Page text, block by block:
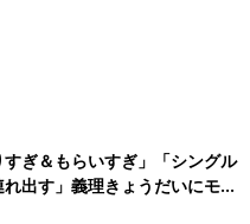
すぎ＆もらいすぎ」「シングル
出す」義理きょうだいにモヤ